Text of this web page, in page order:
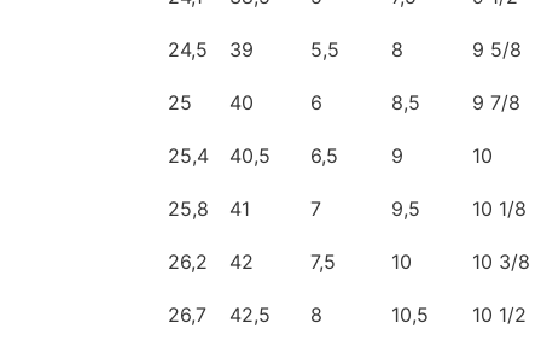
24,5 39 5,5 8 9 5/8
25 40 6 8,5 9 7/8
25,4 40,5 6,5 9 10
25,8 41 7 9,5 10 1/8
26,2 42 7,5 10 10 3/8
26,7 42,5 8 10,5 10 1/2